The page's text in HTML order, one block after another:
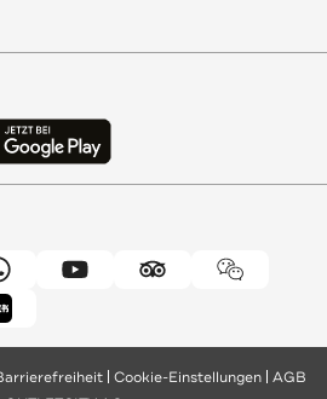
Cookie-Einstellungen AGB